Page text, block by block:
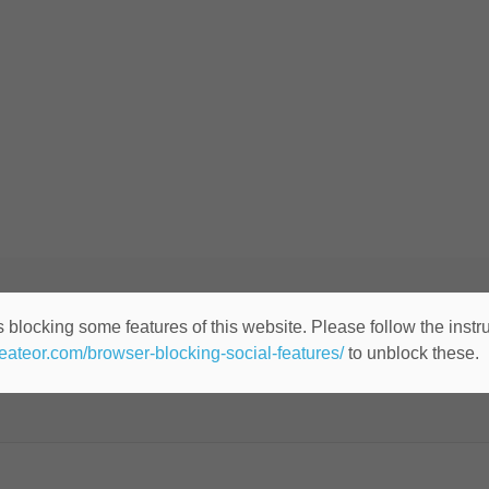
DE ARTE SENIOR ***
blocking some features of this website. Please follow the
browser-blocking-social-features/to unblock these.